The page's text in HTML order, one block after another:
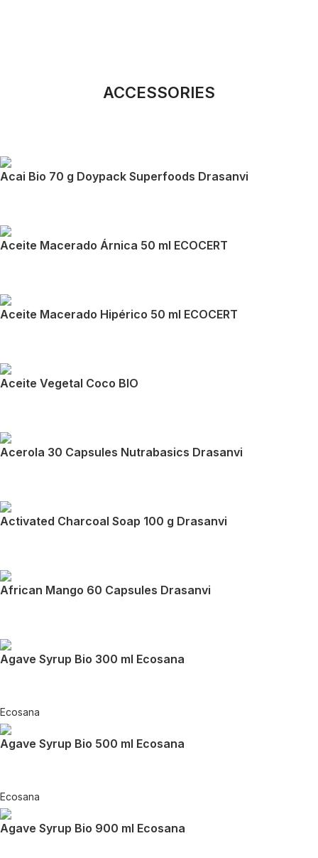
ACCESSORIES
Acai Bio 70 g Doypack Superfoods Drasanvi
Aceite Macerado Árnica 50 ml ECOCERT
Aceite Macerado Hipérico 50 ml ECOCERT
Aceite Vegetal Coco BIO
Acerola 30 Capsules Nutrabasics Drasanvi
Activated Charcoal Soap 100 g Drasanvi
African Mango 60 Capsules Drasanvi
Agave Syrup Bio 300 ml Ecosana
Ecosana
Agave Syrup Bio 500 ml Ecosana
Ecosana
Agave Syrup Bio 900 ml Ecosana